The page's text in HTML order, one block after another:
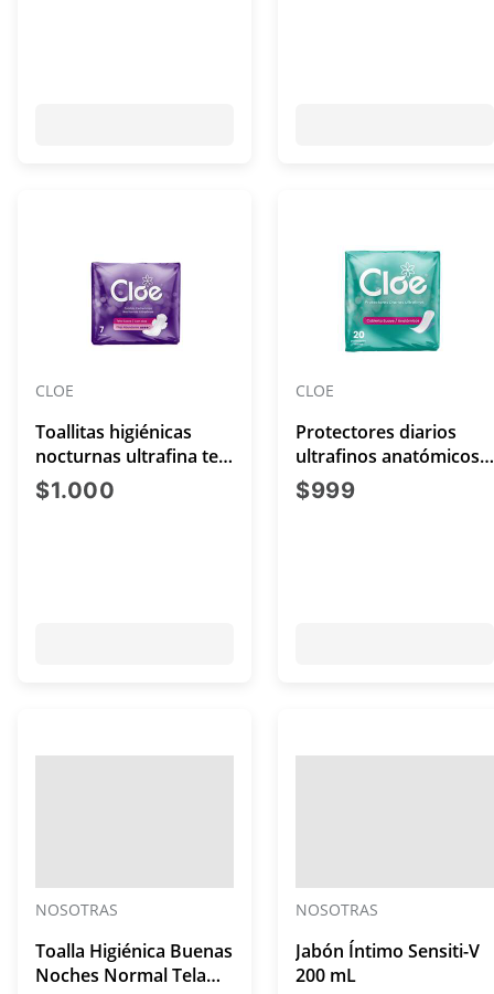
CLOE
Toallitas higiénicas
nocturnas ultrafina tela
suave flujo abundante
con alas x 7 unidades
$1.000 precio actual $1.000
CLOE
Protectores diarios
ultrafinos anatómicos
cubierta suave x 20
unidades
$999precio
NOSOTRAS
Toalla Higiénica Buenas
Noches Normal Tela
NOSOTRAS
Jabón Íntimo Sensiti-V
200 mL